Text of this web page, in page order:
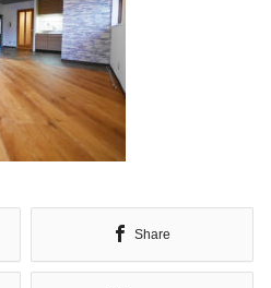
Share